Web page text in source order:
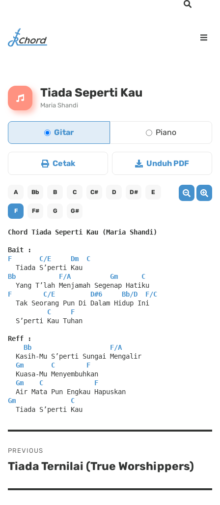
Tiada Seperti Kau
Maria Shandi
Gitar Piano
Cetak Unduh PDF
A Bb B C C# D D# E
F F# G G#
Chord Tiada Seperti Kau (Maria Shandi)
Bait :
F
C/E Dm
C
  Tiada S’perti Kau
Bb
F/A Gm
C
  Yang T’lah Menjamah Segenap Hatiku
F
C/E D#6 Bb/D F/C
  Tak Seorang Pun Di Dalam Hidup Ini
C
F
  S’perti Kau Tuhan
Reff :
Bb
F/A
  Kasih-Mu S’perti Sungai Mengalir
Gm
C
F
  Kuasa-Mu Menyembuhkan
Gm
C
F
  Air Mata Pun Engkau Hapuskan
Gm
C
  Tiada S’perti Kau
navigation
PREVIOUS
Previous
Tiada Ternilai (True Worshippers)